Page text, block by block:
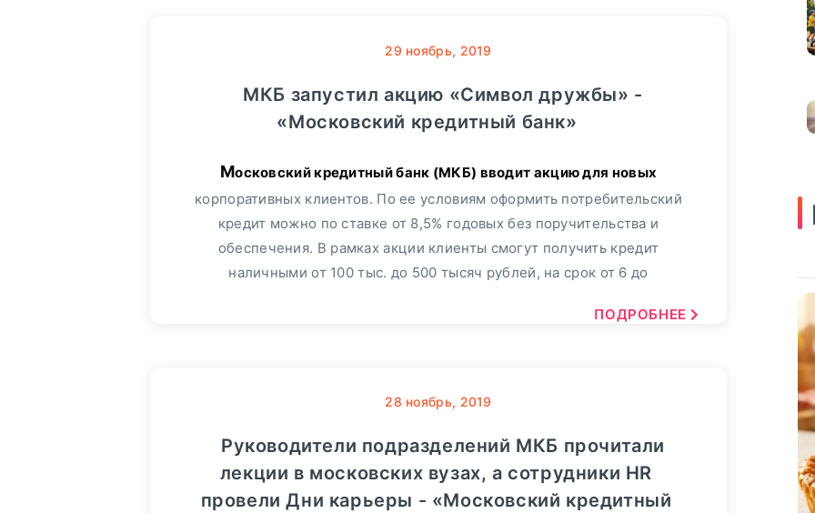
29 ноябрь, 2019
МКБ запустил акцию «Символ дружбы» -
«Московский кредитный банк»
Московский кредитный банк (МКБ) вводит акцию для новых
корпоративных клиентов. По ее условиям оформить потребительский
кредит можно по ставке от 8,5% годовых без поручительства и
обеспечения. В рамках акции клиенты смогут получить кредит
наличными от 100 тыс. до 500 тысяч рублей, на срок от 6 до
ПОДРОБНЕЕ
28 ноябрь, 2019
Руководители подразделений МКБ прочитали
лекции в московских вузах, а сотрудники HR
провели Дни карьеры - «Московский кредитный